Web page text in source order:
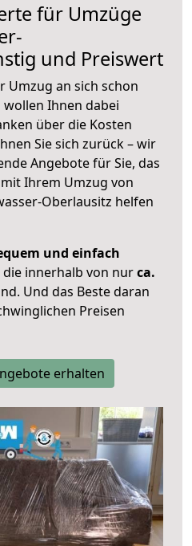
für Umzüge
und Preiswert
Umzug an sich schon
Ihnen dabei
über die Kosten
Sie sich zurück – wir
Angebote für Sie, das
mit Ihrem Umzug von
Oberlausitz helfen
und einfach
die innerhalb von nurca.
Und das Beste daran
Preisen
erhalten